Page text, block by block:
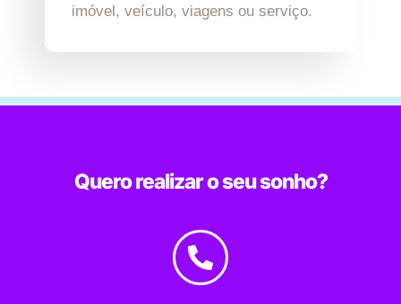
imóvel, veículo, viagens ou serviço.
Quero realizar o seu sonho?